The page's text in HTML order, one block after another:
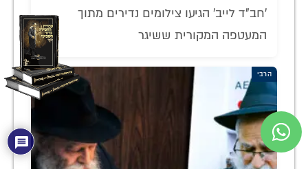
'חב"ד לייב' הגיעו צילומים נדירים מתוך
המעטפה המקורית ששיגר
הרבי